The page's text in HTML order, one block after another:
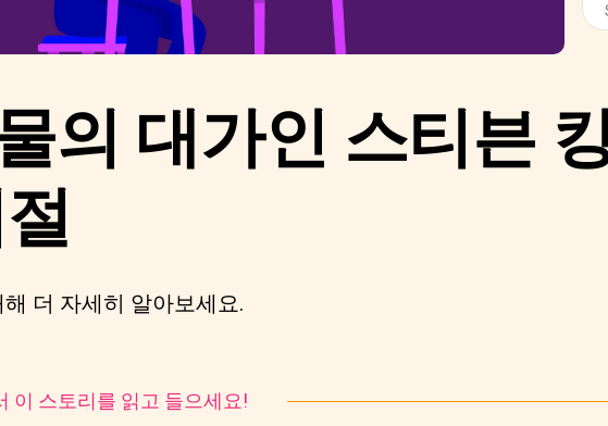
의 대가인 스티븐
더 자세히 알아보세요.
이 스토리를 읽고 들으세요!